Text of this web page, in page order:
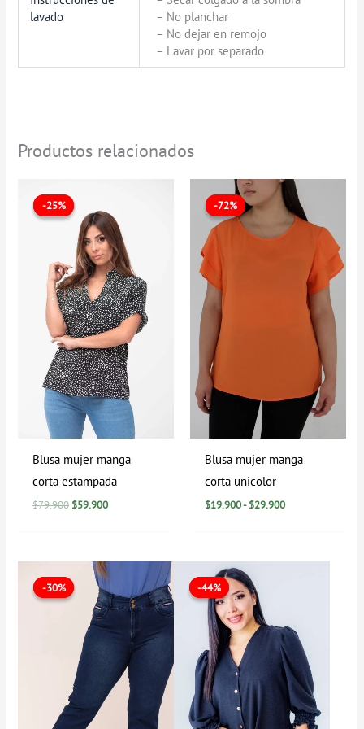
lavado
– No planchar
– No dejar en remojo
– Lavar por separado
Productos relacionados
-25%
-25%
Blusa mujer manga
corta estampada
$79.900
precio
original
era:
$79.900.
$59.900
actual
es:
$59.900.
-72%
-72%
Blusa mujer manga
corta unicolor
$19.900- $29.900
Rango
de
precios:
desde
$29.900
-30%
-30% precio
original
$99.900.
El
precio
actual
es:
$69.900.
-44%
-44%
El
precio
original
era:
$89.900.$49.900.